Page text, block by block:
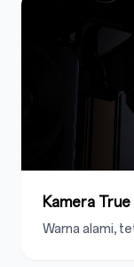
Kamera
Warna alami,